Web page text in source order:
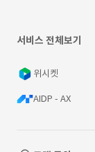
서비스 전체보기
위시켓
AIDP - AX